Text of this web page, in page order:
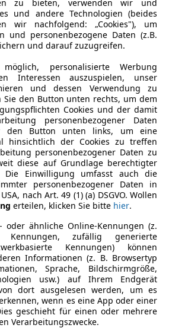
130 kW
1 498 cm³
1 894 kg
zu bieten, verwenden wir und
und andere Technologien (beides
wir nachfolgend: „Cookies"), um
und personenbezogene Daten (z.B.
und darauf zuzugreifen.
personalisierte Werbung
Interessen auszuspielen, unser
und dessen Verwendung zu
Sie den Button unten rechts, um dem
Cookies und der damit
personenbezogener Daten
den Button unten links, um eine
hinsichtlich der Cookies zu treffen
personenbezogener Daten zu
diese auf Grundlage berechtigter
Die Einwilligung umfasst auch die
personenbezogener Daten in
nach Art. 49 (1) (a) DSGVO. Wollen
erteilen, klicken Sie bitte hier.
oder ähnliche Online-Kennungen (z.
Kennungen, zufällig generierte
Kennungen) können
Informationen (z. B. Browsertyp
Sprache, Bildschirmgröße,
usw.) auf Ihrem Endgerät
dort ausgelesen werden, um es
wenn es eine App oder einer
geschieht für einen oder mehrere
Verarbeitungszwecke.